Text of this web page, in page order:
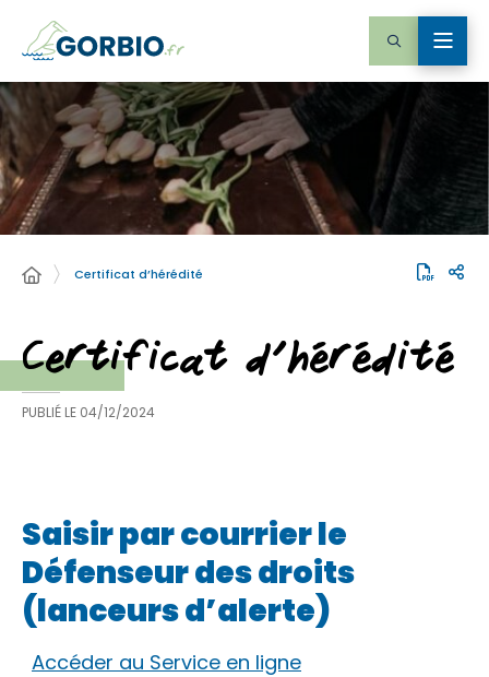
Certificat d’hérédité
Certificat d’hérédité
PUBLIÉ LE 04/12/2024
Saisir par courrier le
Défenseur des droits
(lanceurs d’alerte)
Accéder au Service en ligne